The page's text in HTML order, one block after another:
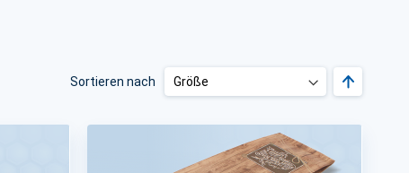
Sortieren nach
sortieren